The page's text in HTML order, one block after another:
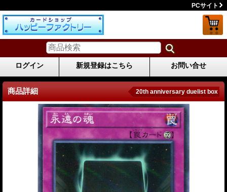
PCサイト
ログイン 新規登録はこちら お問い合せ
商品詳細 20th anniversary duelist box